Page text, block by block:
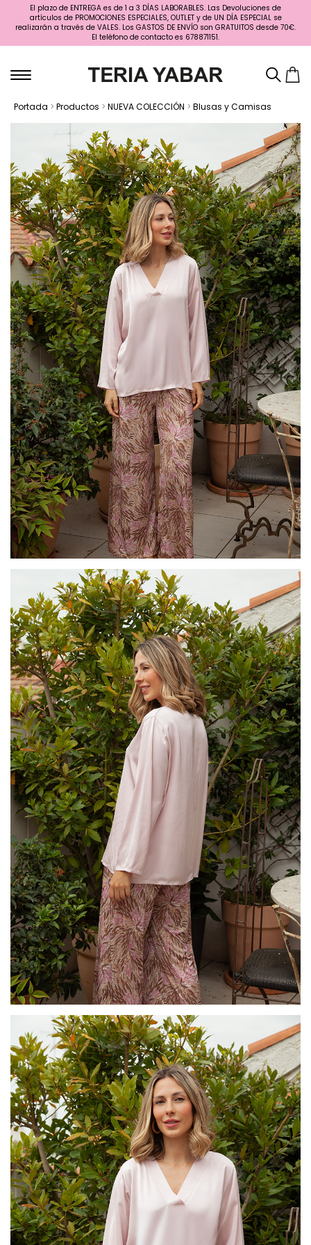
El plazo de ENTREGA es de 1 a 3 DÍAS LABORABLES. Las Devoluciones de
artículos de PROMOCIONES ESPECIALES, OUTLET y de UN DÍA ESPECIAL se
realizarán a través de VALES. Los GASTOS DE ENVÍO son GRATUITOS desde 70€.
El teléfono de contacto es 678871151.
Portada > Productos > NUEVA COLECCIÓN > Blusas y Camisas